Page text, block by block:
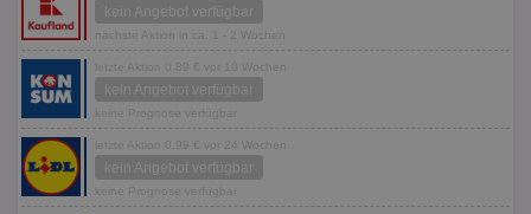
kein Angebot verfügbar
nächste Aktion in ca. 1 - 2 Wochen
letzte Aktion 0,89 € vor 10 Wochen
kein Angebot verfügbar
keine Prognose verfügbar
letzte Aktion 0,99 € vor 24 Wochen
kein Angebot verfügbar
keine Prognose verfügbar